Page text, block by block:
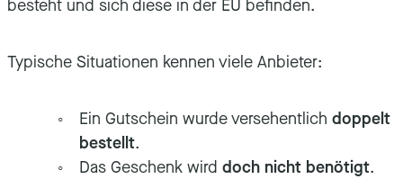
besteht und sich diese in der EU befinden.
Typische Situationen kennen viele Anbieter:
Ein Gutschein wurde versehentlich doppelt
bestellt.
Das Geschenk wird doch nicht benötigt.